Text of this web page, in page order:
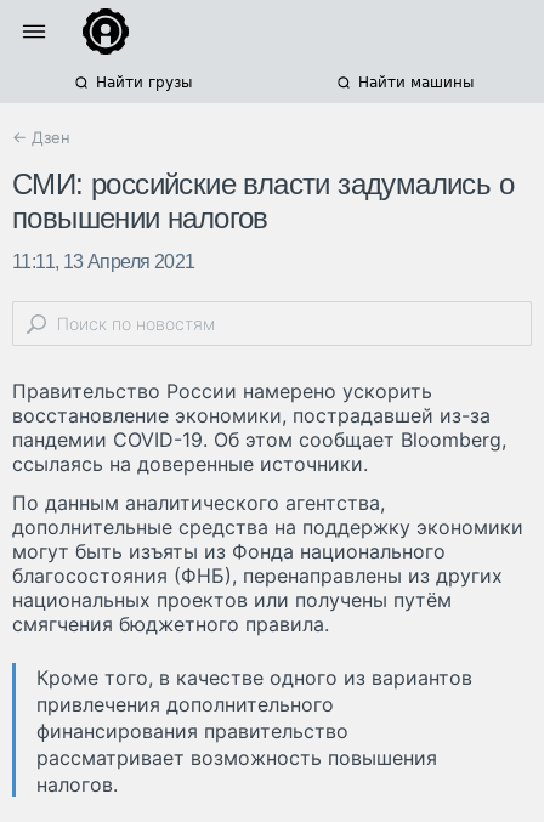
Найти грузы Найти машины
← Дзен
СМИ: российские власти задумались о
повышении налогов
11:11, 13 Апреля 2021
Правительство России намерено ускорить
восстановление экономики, пострадавшей из-за
пандемии COVID-19. Об этом сообщает Bloomberg,
ссылаясь на доверенные источники.
По данным аналитического агентства,
дополнительные средства на поддержку экономики
могут быть изъяты из Фонда национального
благосостояния (ФНБ), перенаправлены из других
национальных проектов или получены путём
смягчения бюджетного правила.
Кроме того, в качестве одного из вариантов
привлечения дополнительного
финансирования правительство
рассматривает возможность повышения
налогов.